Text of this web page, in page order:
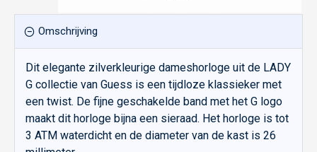
Omschrijving
Dit elegante zilverkleurige dameshorloge uit de LADY
G collectie van Guess is een tijdloze klassieker met
een twist. De fijne geschakelde band met het G logo
maakt dit horloge bijna een sieraad. Het horloge is tot
3 ATM waterdicht en de diameter van de kast is 26